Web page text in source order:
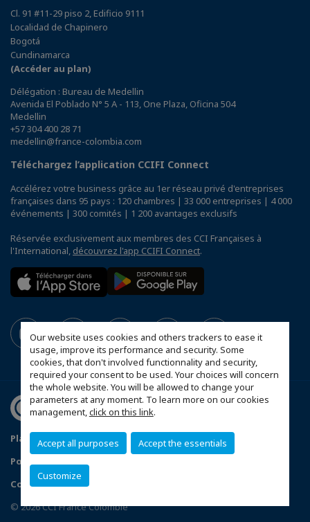
Our website uses cookies and others trackers to ease it
usage, improve its performance and security. Some
cookies, that don't involved functionnality and security,
required your consent to be used. Your choices will concern
the whole website. You will be allowed to change your
parameters at any moment. To learn more on our cookies
management,click on this link.
Accept all purposes Accept the essentials
Customize
Cl. 91 #11-29 piso 2, Edificio 9111
Localidad de Chapinero
Bogotá
Cundinamarca
(Accéder au plan)
Délégation : Bureau de Medellin
Avenida El Poblado N° 5 A - 113, One Plaza, Oficina 504
Medellin
+57 304 400 28 71
medellin@france-colombia.com
Téléchargez l’application CCIFI Connect
Accélérez votre business grâce au 1er réseau privé d'entreprises
françaises dans 95 pays : 120 chambres | 33 000 entreprises | 4 000
événements | 300 comités | 1 200 avantages exclusifs
Réservée exclusivement aux membres des CCI Françaises à
l'International, découvrez l'app CCIFI Connect.
Plan du site
Mentions légales
Politique de confidentialité
Configurer vos préférences cookies
© 2026 CCI France Colombie